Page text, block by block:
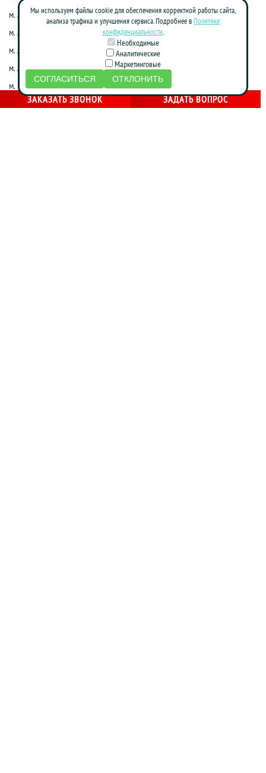
м. Алексеевская
м. Алма-Атинская
м. Алтуфьево
м. Аннино
м. Бабушкинская
м. Достоевская
м. Киевская
м. Коломенская
м. Краснопресненская
м. Красные ворота
м. Марксистская
м. Маяковская
ЗАКАЗАТЬ ЗВОНОК ЗАДАТЬ ВОПРОС
Мы используем файлы cookie для обеспечения корректной работы сайта,
анализа трафика и улучшения сервиса. Подробнее вПолитике
конфиденциальности.
Необходимые
Аналитические
Маркетинговые
СОГЛАСИТЬСЯ ОТКЛОНИТЬ